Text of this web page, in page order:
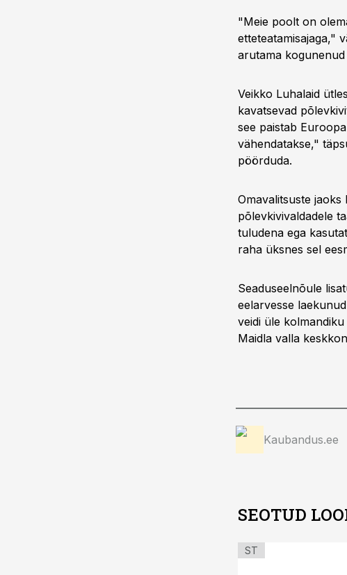
"Meie poolt on
etteteatamisajaga,"
arutama
Veikko Luhalaid
kavatsevad
see paistab
vähendatakse,"
pöörduda.
Omavalitsuste jaoks
põlevkivivaldadele
tuludena ega
raha üksnes sel
Seaduseelnõule
eelarvesse
veidi üle
Maidla valla
Kaubandus.ee
SEOTUD
ST